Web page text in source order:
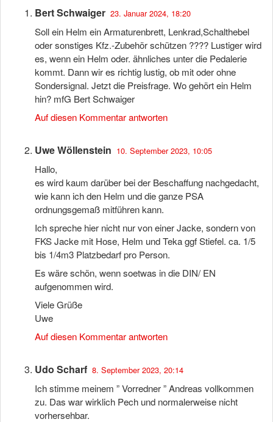
Bert Schwaiger 23. Januar 2024, 18:20
Soll ein Helm ein Armaturenbrett, Lenkrad,Schalthebel
oder sonstiges Kfz.-Zubehör schützen ???? Lustiger wird
es, wenn ein Helm oder. ähnliches unter die Pedalerie
kommt. Dann wir es richtig lustig, ob mit oder ohne
Sondersignal. Jetzt die Preisfrage. Wo gehört ein Helm
hin? mfG Bert Schwaiger
Auf diesen Kommentar antworten
Uwe Wöllenstein 10. September 2023, 10:05
Hallo,
es wird kaum darüber bei der Beschaffung nachgedacht,
wie kann ich den Helm und die ganze PSA
ordnungsgemaß mitführen kann.
Ich spreche hier nicht nur von einer Jacke, sondern von
FKS Jacke mit Hose, Helm und Teka ggf Stiefel. ca. 1/5
bis 1/4m3 Platzbedarf pro Person.
Es wäre schön, wenn soetwas in die DIN/ EN
aufgenommen wird.
Viele Grüße
Uwe
Auf diesen Kommentar antworten
Udo Scharf 8. September 2023, 20:14
Ich stimme meinem ” Vorredner ” Andreas vollkommen
zu. Das war wirklich Pech und normalerweise nicht
vorhersehbar.